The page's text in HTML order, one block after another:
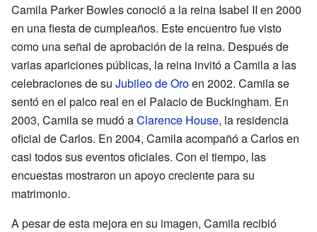
Camila Parker Bowles conoció a la reina Isabel II en 2000
en una fiesta de cumpleaños. Este encuentro fue visto
como una señal de aprobación de la reina. Después de
varias apariciones públicas, la reina invitó a Camila a las
celebraciones de su Jubileo de Oroen 2002. Camila se
sentó en el palco real en el Palacio de Buckingham. En
2003, Camila se mudó aClarence House, la residencia
oficial de Carlos. En 2004, Camila acompañó a Carlos en
casi todos sus eventos oficiales. Con el tiempo, las
encuestas mostraron un apoyo creciente para su
matrimonio.
A pesar de esta mejora en su imagen, Camila recibió